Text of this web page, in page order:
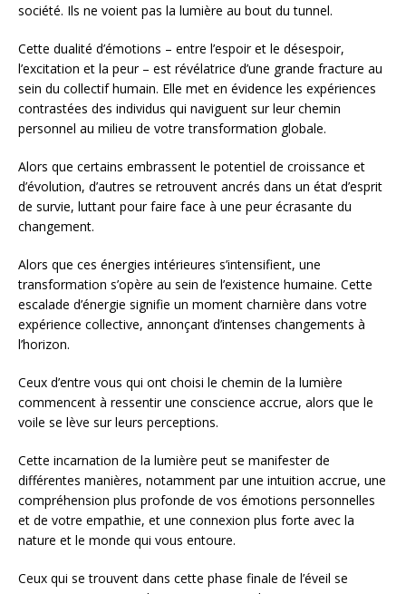
société. Ils ne voient pas la lumière au bout du tunnel.
Cette dualité d’émotions – entre l’espoir et le désespoir,
l’excitation et la peur – est révélatrice d’une grande fracture au
sein du collectif humain. Elle met en évidence les expériences
contrastées des individus qui naviguent sur leur chemin
personnel au milieu de votre transformation globale.
Alors que certains embrassent le potentiel de croissance et
d’évolution, d’autres se retrouvent ancrés dans un état d’esprit
de survie, luttant pour faire face à une peur écrasante du
changement.
Alors que ces énergies intérieures s’intensifient, une
transformation s’opère au sein de l’existence humaine. Cette
escalade d’énergie signifie un moment charnière dans votre
expérience collective, annonçant d’intenses changements à
l’horizon.
Ceux d’entre vous qui ont choisi le chemin de la lumière
commencent à ressentir une conscience accrue, alors que le
voile se lève sur leurs perceptions.
Cette incarnation de la lumière peut se manifester de
différentes manières, notamment par une intuition accrue, une
compréhension plus profonde de vos émotions personnelles
et de votre empathie, et une connexion plus forte avec la
nature et le monde qui vous entoure.
Ceux qui se trouvent dans cette phase finale de l’éveil se